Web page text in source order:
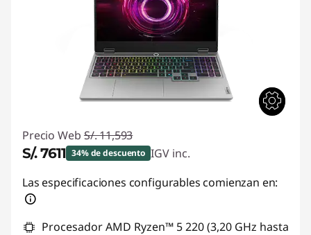
Precio Web S/. 11,593
S/. 7611 34% de descuento IGV inc.
Ahorros instantáneos :-S/. 3982
Las especificaciones configurables comienzan en:
Procesador AMD Ryzen™ 5 220 (3,20 GHz hasta